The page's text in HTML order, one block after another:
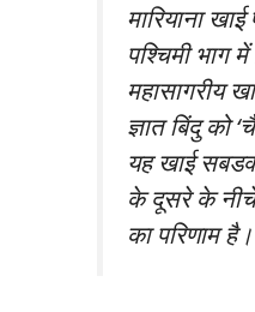
मारियाना
पश्चिमी भाग
महासागरीय
ज्ञात बिंदु को
यह खाई
के दूसरे के
का परिणाम है।